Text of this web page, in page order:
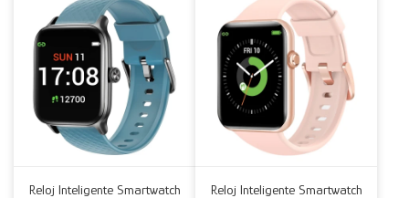
Reloj Inteligente Smartwatch
Reloj Inteligente Smartwatch